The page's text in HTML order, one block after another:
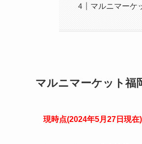
マルニマーケ
マルニマーケット福
現時点(2024年5月27日現在